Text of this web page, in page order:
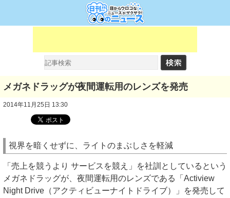
メガネドラッグが夜間運転用のレンズを発売
2014年11月25日 13:30
視界を暗くせずに、ライトのまぶしさを軽減
「売上を競うより サービスを競え」を社訓としているという
メガネドラッグが、夜間運転用のレンズである「Actiview
Night Drive（アクティビューナイトドライブ）」を発売して